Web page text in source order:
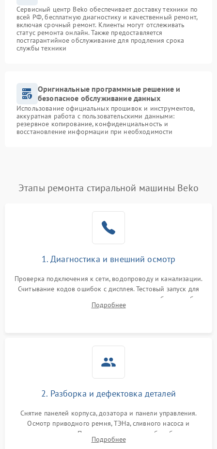
Сервисный центр Beko обеспечивает доставку техники по
всей РФ, бесплатную диагностику и качественный ремонт,
включая срочный ремонт. Клиенты могут отслеживать
статус ремонта онлайн. Также предоставляется
постгарантийное обслуживание для продления срока
службы техники
Оригинальные программные решение и
безопасное обслуживание данных
Использование официальных прошивок и инструментов,
аккуратная работа с пользовательскими данными:
резервное копирование, конфиденциальность и
восстановление информации при необходимости
Этапы ремонта стиральной машины Beko
1. Диагностика и внешний осмотр
Проверка подключения к сети, водопроводу и канализации.
Считывание кодов ошибок с дисплея. Тестовый запуск для
выявления посторонних шумов, протечек или сбоев в работе
электронного модуля управления.
Подробнее
2. Разборка и дефектовка деталей
Снятие панелей корпуса, дозатора и панели управления.
Осмотр приводного ремня, ТЭНа, сливного насоса и
амортизаторов. Проверка подшипников барабана и
крестовины на износ, а манжеты люка на разрывы.
Подробнее